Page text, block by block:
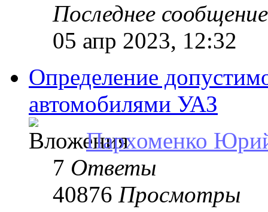
Последнее
05 апр 2023, 12:32
Определение
автомобилями УАЗ
Пархоменко
7 Ответы
40876 Просмотры